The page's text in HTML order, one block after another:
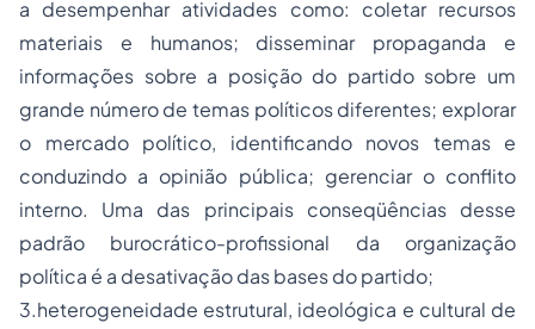
a desempenhar atividades como: coletar recursos
materiais e humanos; disseminar propaganda e
informações sobre a posição do partido sobre um
grande número de temas políticos diferentes; explorar
o mercado político, identificando novos temas e
conduzindo a opinião pública; gerenciar o conflito
interno. Uma das principais conseqüências desse
padrão burocrático-profissional da organização
política é a desativação dasbasesdo partido;
3.heterogeneidade estrutural, ideológica e cultural de